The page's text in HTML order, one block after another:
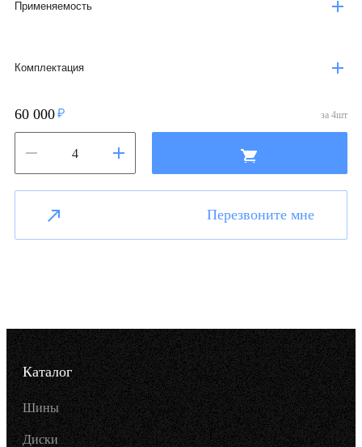
Применяемость
Комплектация
60 000 за 4шт
Перезвоните мне
Каталог
Шины
Диски